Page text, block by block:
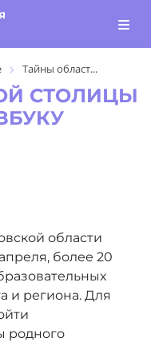
Тайны област...
СТОЛИЦЫ
области
более 20
и региона. Для
родного